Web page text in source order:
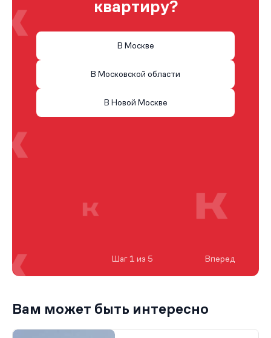
квартиру?
В Москве
В Московской области
В Новой Москве
Шаг 1 из 5 Вперед
Вам может быть интересно